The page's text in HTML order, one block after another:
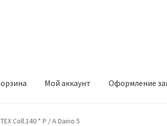
Мой аккаунт Оформление
Оформление заказа
Coll.140 * P / A Daino 5